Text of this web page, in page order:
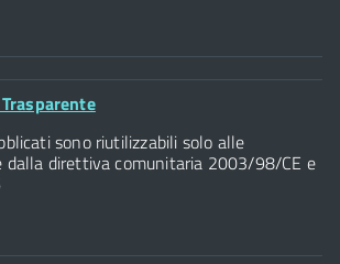
- 50122, Firenze
sono riutilizzabili solo alle
dalla direttiva comunitaria 2003/98/CE e